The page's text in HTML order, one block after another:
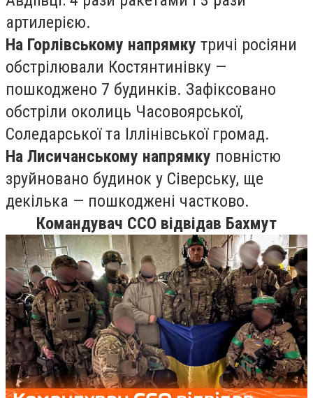
артилерією.
На Горлівському напрямку тричі росіяни
обстрілювали Костянтинівку —
пошкоджено 7 будинків. Зафіксовано
обстріли околиць Часовоярської,
Соледарської та Іллінівської громад.
На Лисичанському напрямку повністю
зруйновано будинок у Сіверську, ще
декілька — пошкоджені частково.
Командувач ССО відвідав Бахмут